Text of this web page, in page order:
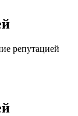
репутацией